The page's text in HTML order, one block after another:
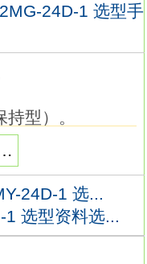
24D-1 选型手
型）。
能）。
计。
24D-1 选...
选型资料选...